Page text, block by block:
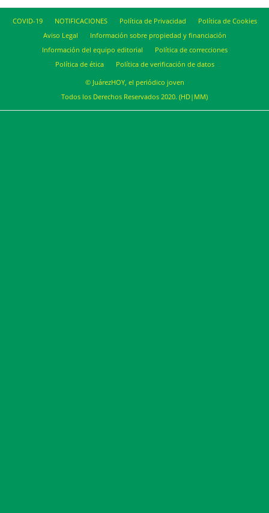
COVID-19 NOTIFICACIONES Política de Privacidad
Política de Cookies
Aviso Legal
Información sobre propiedad y financiación
Información del equipo editorial
Política de correcciones
Política de ética
Política de verificación de datos
© JuárezHOY, el periódico joven
Todos los Derechos Reservados 2020. (HD|MM)